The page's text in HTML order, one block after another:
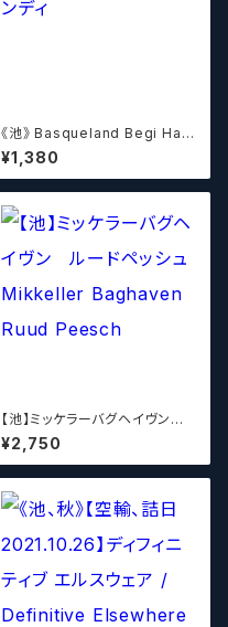
《池》 Basqueland Begi Hau
ndi ベヒ アウンディ
¥1,380
【池】ミッケラーバグヘイヴン
ルードペッシュ Mikkeller Bag
haven Ruud Peesch
¥2,750